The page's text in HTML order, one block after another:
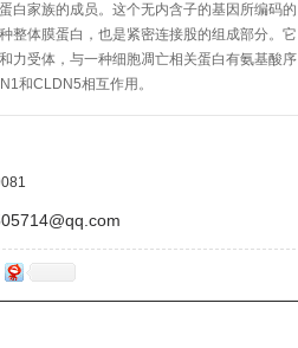
白家族的成员。这个无内含子的基因所编码的
整体膜蛋白，也是紧密连接股的组成部分。它
力受体，与一种细胞凋亡相关蛋白有氨基酸序
和CLDN5相互作用。